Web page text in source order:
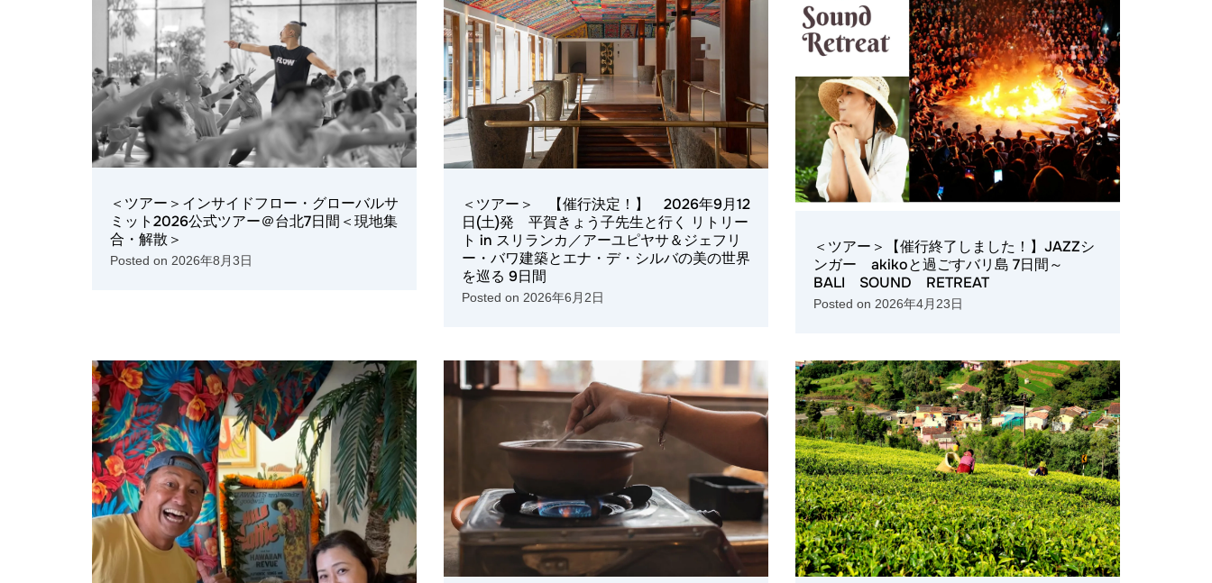
＜ツアー＞インサイドフロー・グローバルサ
ミット2026公式ツアー＠台北7日間＜現地集
合・解散＞
Posted on 2026年8月3日
＜ツアー＞ 【催行決定！】 2026年9月12
日(土)発 平賀きょう子先生と行く リトリー
ト in スリランカ／アーユピヤサ＆ジェフリ
ー・バワ建築とエナ・デ・シルバの美の世界
を巡る 9日間
Posted on 2026年6月2日
＜ツアー＞【催行終了しました！】JAZZシ
ンガー akikoと過ごすバリ島 7日間～
BALI SOUND RETREAT
Posted on 2026年4月23日